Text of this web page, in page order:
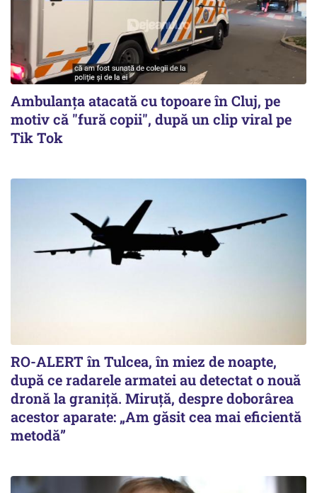
Ambulanța atacată cu topoare în Cluj, pe
motiv că "fură copii", după un clip viral pe
Tik Tok
RO-ALERT în Tulcea, în miez de noapte,
după ce radarele armatei au detectat o nouă
dronă la graniță. Miruță, despre doborârea
acestor aparate: „Am găsit cea mai eficientă
metodă”